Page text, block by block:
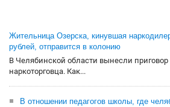
Жительница Озерска, кинувшая
рублей, отправится в колонию
В Челябинской области вынесли
наркоторговца. Как...
В отношении педагогов школы, где